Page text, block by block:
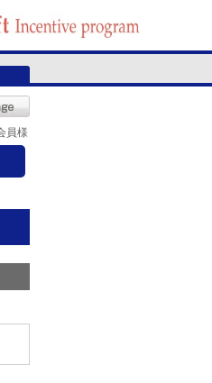
員様